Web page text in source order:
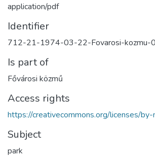
application/pdf
Identifier
712-21-1974-03-22-Fovarosi-
Is part of
Fővárosi közmű
Access rights
https://creativecommons.org/licenses/
Subject
park